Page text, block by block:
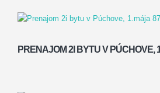
PRENAJOM 2I BYTU V PÚCHOVE,